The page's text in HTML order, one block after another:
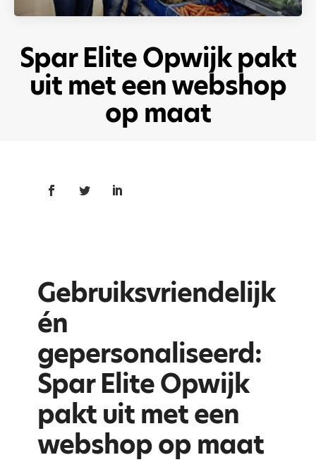
Spar Elite Opwijk pakt
uit met een webshop
op maat
Gebruiksvriendelijk
én
gepersonaliseerd:
Spar Elite Opwijk
pakt uit met een
webshop op maat